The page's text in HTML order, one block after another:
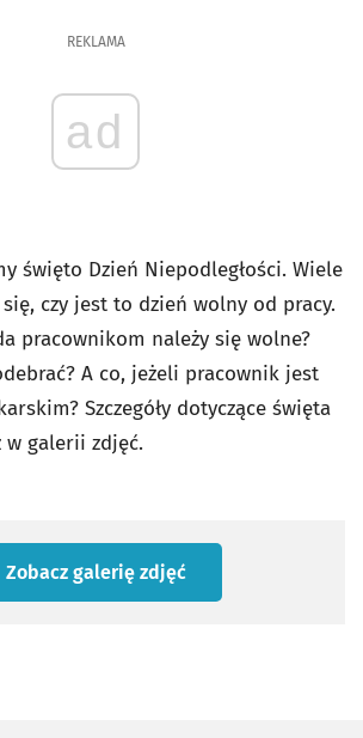
REKLAMA
ad
święto Dzień Niepodległości. Wiele
czy jest to dzień wolny od pracy.
pracownikom należy się wolne?
A co, jeżeli pracownik jest
Szczegóły dotyczące święta
w galerii zdjęć.
Zobacz galerię zdjęć